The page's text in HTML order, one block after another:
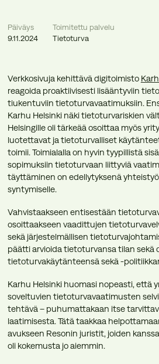
Päiväys
9.11.2024
Toimitettu palvelu
Tietoturva
Verkkosivuja kehittävä digitoimisto
reagoida proaktiivisesti lisääntyviin
tiukentuviin tietoturvavaatimuksiin.
Karhu Helsinki näki tietoturvariskien
Helsingille oli tärkeää osoittaa myös
luotettavat ja tietoturvalliset
toimii. Toimialalla on hyvin tyypillistä
sopimuksiin tietoturvaan liittyviä
täyttäminen on edellytyksenä
syntymiselle.
Vahvistaakseen entisestään
osoittaakseen vaadittujen
sekä järjestelmällisen
päätti arvioida tietoturvansa tilan sekä
tietoturvakäytänteensä sekä -
Karhu Helsinki huomasi nopeasti, että
soveltuvien tietoturvavaatimusten
tehtävä – puhumattakaan itse
laatimisesta. Tätä taakkaa
avukseen Resonin juristit, joiden
oli kokemusta jo aiemmin.